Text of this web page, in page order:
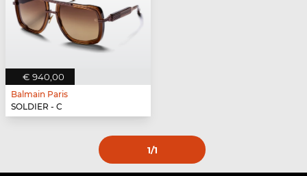
€ 940,00
Balmain Paris
SOLDIER - C
1/1